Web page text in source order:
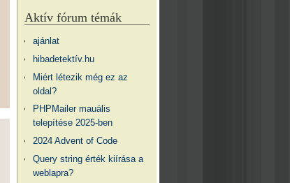
Aktív fórum témák
ajánlat
hibadetektív.hu
Miért létezik még ez az
oldal?
PHPMailer mauális
telepítése 2025-ben
2024 Advent of Code
Query string érték kiírása a
weblapra?